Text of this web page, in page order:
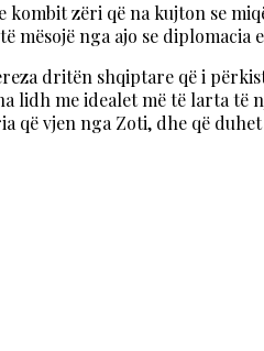
zëri që na kujton se
mësojë nga ajo se
dritën shqiptare që i
me idealet më të larta të
që vjen nga Zoti, dhe që